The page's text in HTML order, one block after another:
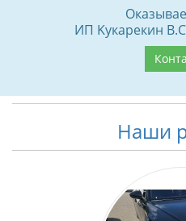
ИП Kyкaрeкин
Наши